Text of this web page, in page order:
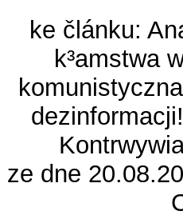
ke článku:
k³amstwa
ze dne